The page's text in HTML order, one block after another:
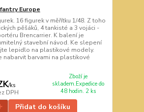
Europe
16 figurek v měřítku 1/48. Z toho
pěšáků, 4 tankisté a 3 vojáci -
Brencarrier. K balení je
stavební návod. Ke slepení
lepidlo na plastikové modely.
nabarvit barvami na plastikové
/ks
DPH
Zboží je
skladem.Expedice do
48 hodin. 2 ks
Přidat do košíku